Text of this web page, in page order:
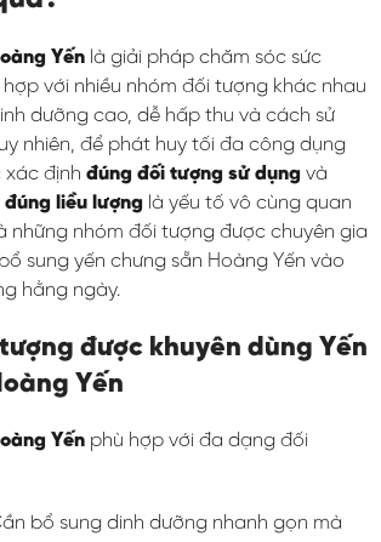
Yến là giải pháp chăm sóc sức
hợp với nhiều nhóm đối tượng khác nhau
dưỡng cao, dễ hấp thu và cách sử
nhiên, để phát huy tối đa công dụng
xác định đúng đối tượng sử dụng và
liều lượng là yếu tố vô cùng quan
những nhóm đối tượng được chuyên gia
sung yến chưng sẵn Hoàng Yến vào
hằng ngày.
được khuyên dùng Yến
Yến
Yến phù hợp với đa dạng đối
bổ sung dinh dưỡng nhanh gọn mà